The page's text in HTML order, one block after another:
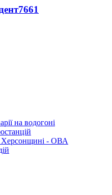
7661
на водогоні
Херсонщині - ОВА